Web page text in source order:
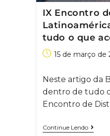
IX Encontro
tudo o que
15 de março de
Neste artigo da
dentro de tudo
Encontro de
Continue Lendo